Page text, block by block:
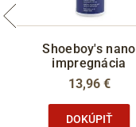
Shoeboy's nano
impregnácia
13,96 €
DOKÚPIŤ